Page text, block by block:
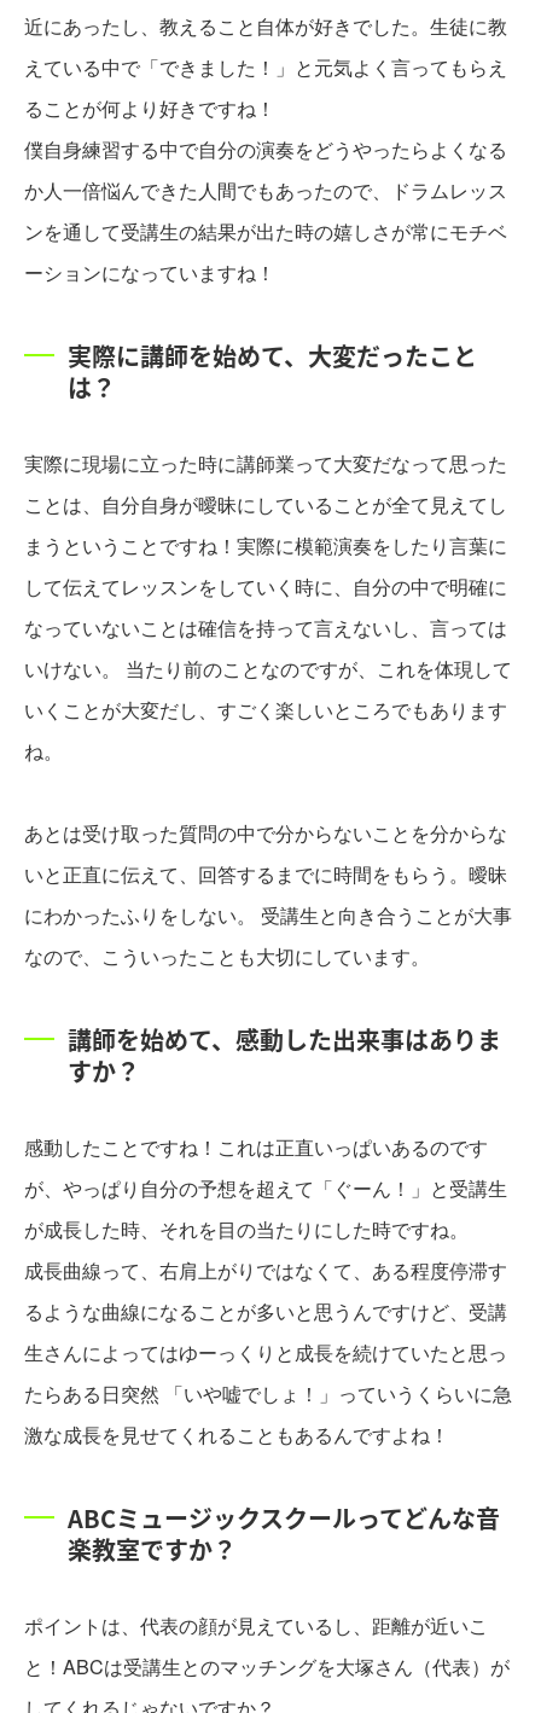
近にあったし、教えること自体が好きでした。生徒に教
えている中で「できました！」と元気よく言ってもらえ
ることが何より好きですね！
僕自身練習する中で自分の演奏をどうやったらよくなる
か人一倍悩んできた人間でもあったので、ドラムレッス
ンを通して受講生の結果が出た時の嬉しさが常にモチベ
ーションになっていますね！
実際に講師を始めて、大変だったこと
は？
実際に現場に立った時に講師業って大変だなって思った
ことは、自分自身が曖昧にしていることが全て見えてし
まうということですね！実際に模範演奏をしたり言葉に
して伝えてレッスンをしていく時に、自分の中で明確に
なっていないことは確信を持って言えないし、言っては
いけない。 当たり前のことなのですが、これを体現して
いくことが大変だし、すごく楽しいところでもあります
ね。
あとは受け取った質問の中で分からないことを分からな
いと正直に伝えて、回答するまでに時間をもらう。曖昧
にわかったふりをしない。 受講生と向き合うことが大事
なので、こういったことも大切にしています。
講師を始めて、感動した出来事はありま
すか？
感動したことですね！これは正直いっぱいあるのです
が、やっぱり自分の予想を超えて「ぐーん！」と受講生
が成長した時、それを目の当たりにした時ですね。
成長曲線って、右肩上がりではなくて、ある程度停滞す
るような曲線になることが多いと思うんですけど、受講
生さんによってはゆーっくりと成長を続けていたと思っ
たらある日突然 「いや嘘でしょ！」っていうくらいに急
激な成長を見せてくれることもあるんですよね！
ABCミュージックスクールってどんな音
楽教室ですか？
ポイントは、代表の顔が見えているし、距離が近いこ
と！ABCは受講生とのマッチングを大塚さん（代表）が